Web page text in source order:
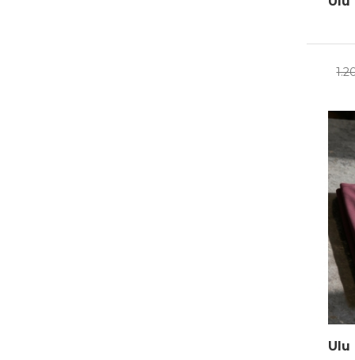
Ulu